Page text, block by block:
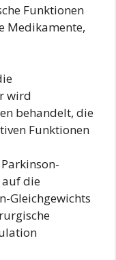
Funktionen
Medikamente,
wird
behandelt, die
Funktionen
auf die
Gleichgewichts